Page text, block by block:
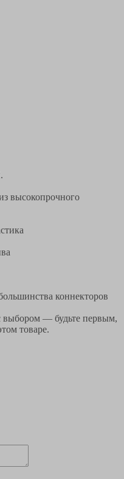
высокопрочного
коннекторов
выбором — будьте первым,
товаре.